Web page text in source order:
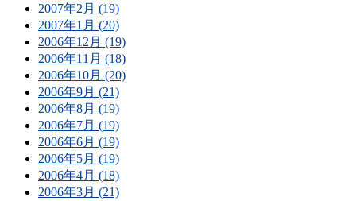
2007年2月 (19)
2007年1月 (20)
2006年12月 (19)
2006年11月 (18)
2006年10月 (20)
2006年9月 (21)
2006年8月 (19)
2006年7月 (19)
2006年6月 (19)
2006年5月 (19)
2006年4月 (18)
2006年3月 (21)